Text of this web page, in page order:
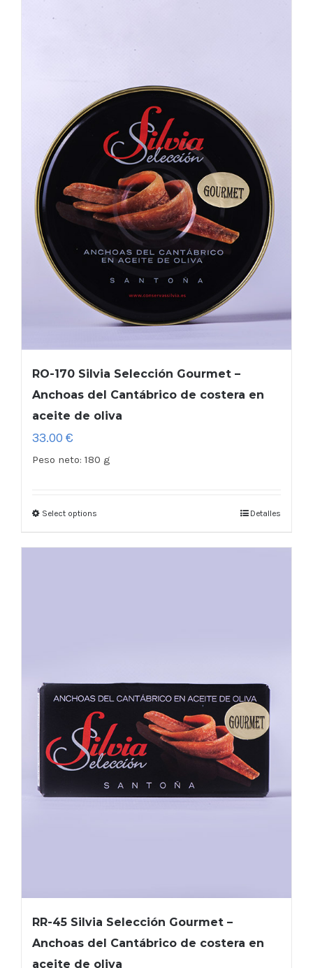
RO-170 Silvia Selección Gourmet –
Anchoas del Cantábrico de costera en
aceite de oliva
33.00 €
Peso neto: 180 g
Select options Detalles
RR-45 Silvia Selección Gourmet –
Anchoas del Cantábrico de costera en
aceite de oliva